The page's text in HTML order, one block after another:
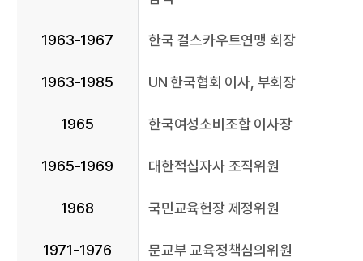
1963-1967 한국 걸스카우트연맹 회장
1963-1985 UN 한국협회 이사, 부회장
1965 한국여성소비조합 이사장
1965-1969 대한적십자사 조직위원
1968 국민교육헌장 제정위원
1971-1976 문교부 교육정책심의위원